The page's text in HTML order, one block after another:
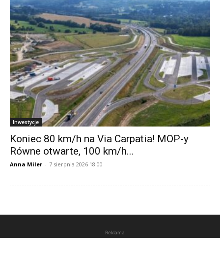
Inwestycje
Koniec 80 km/h na Via Carpatia! MOP-y
Równe otwarte, 100 km/h...
Anna Miler - 7 sierpnia 2026 18:00
Reklama